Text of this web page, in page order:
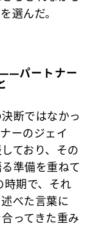
選んだ。
——パートナー
断ではなかっ
ーのジェイ
ており、その
準備を重ねて
期で、それ
べた言葉に
ってきた重み